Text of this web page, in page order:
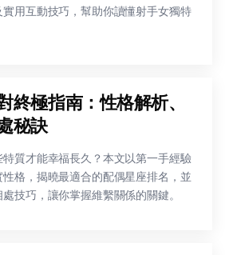
用互動技巧，幫助你讀懂射手女獨特
終極指南：性格解析、
秘訣
質才能幸福長久？本文以第一手經驗
格，揭曉最適合的配偶星座排名，並
技巧，讓你掌握維繫關係的關鍵。